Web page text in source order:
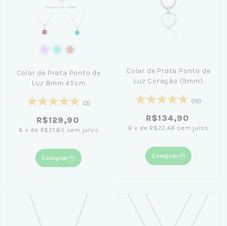
Colar de Prata Ponto de
Luz 8mm 45cm
(3)
R$129,90
6 x de R$21,65 sem juros
Comprar
Colar de Prata Ponto de
Luz Coração (9mm)
(19)
R$134,90
6 x de R$22,48 sem juros
Comprar